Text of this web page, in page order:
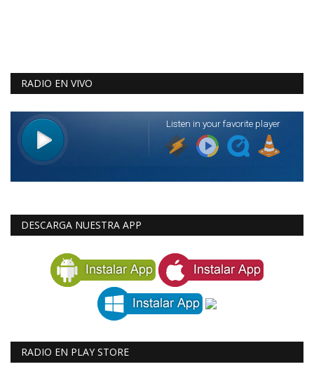
RADIO EN VIVO
DESCARGA NUESTRA APP
RADIO EN PLAY STORE